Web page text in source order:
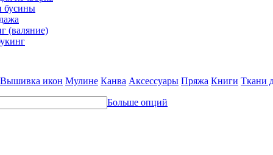
бусины
(валяние)
Вышивка икон Мулине Канва Аксессуары Пряжа Книги Ткани
Больше опций